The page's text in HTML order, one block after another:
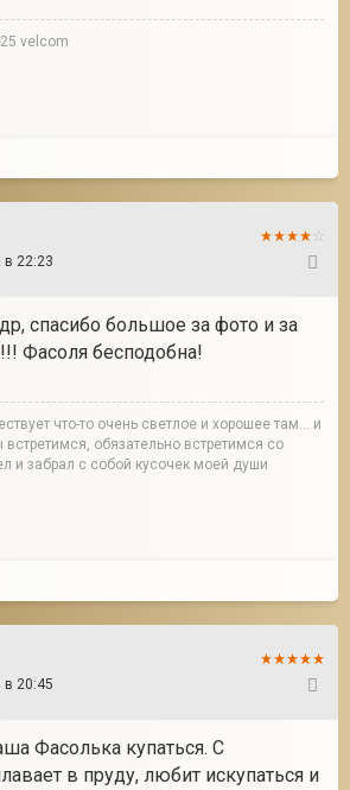
velcom
в 22:23
спасибо большое за фото и за
Фасоля бесподобна!
что-то очень светлое и хорошее там... и
обязательно встретимся со
и забрал с собой кусочек моей души
в 20:45
Фасолька купаться. С
в пруду, любит искупаться и